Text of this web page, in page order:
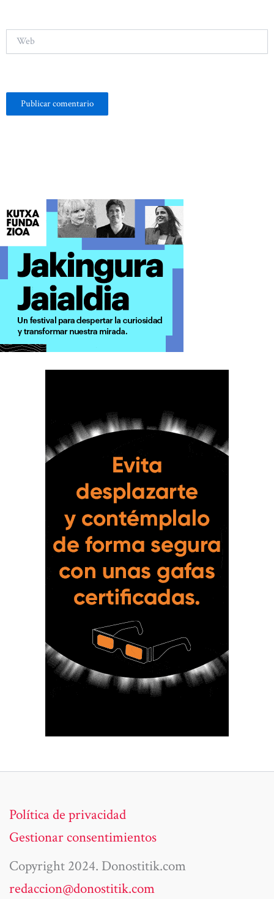
Política de privacidad
Gestionar consentimientos
Copyright 2024. Donostitik.com
redaccion@donostitik.com